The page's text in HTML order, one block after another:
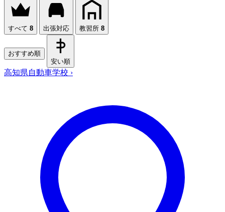
すべて 8 出張対応 教習所 8
おすすめ順
安い順
高知県自動車学校 ›